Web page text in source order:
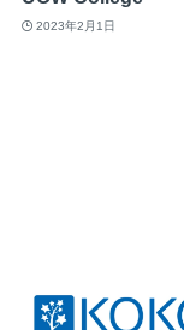
2023年2月1日